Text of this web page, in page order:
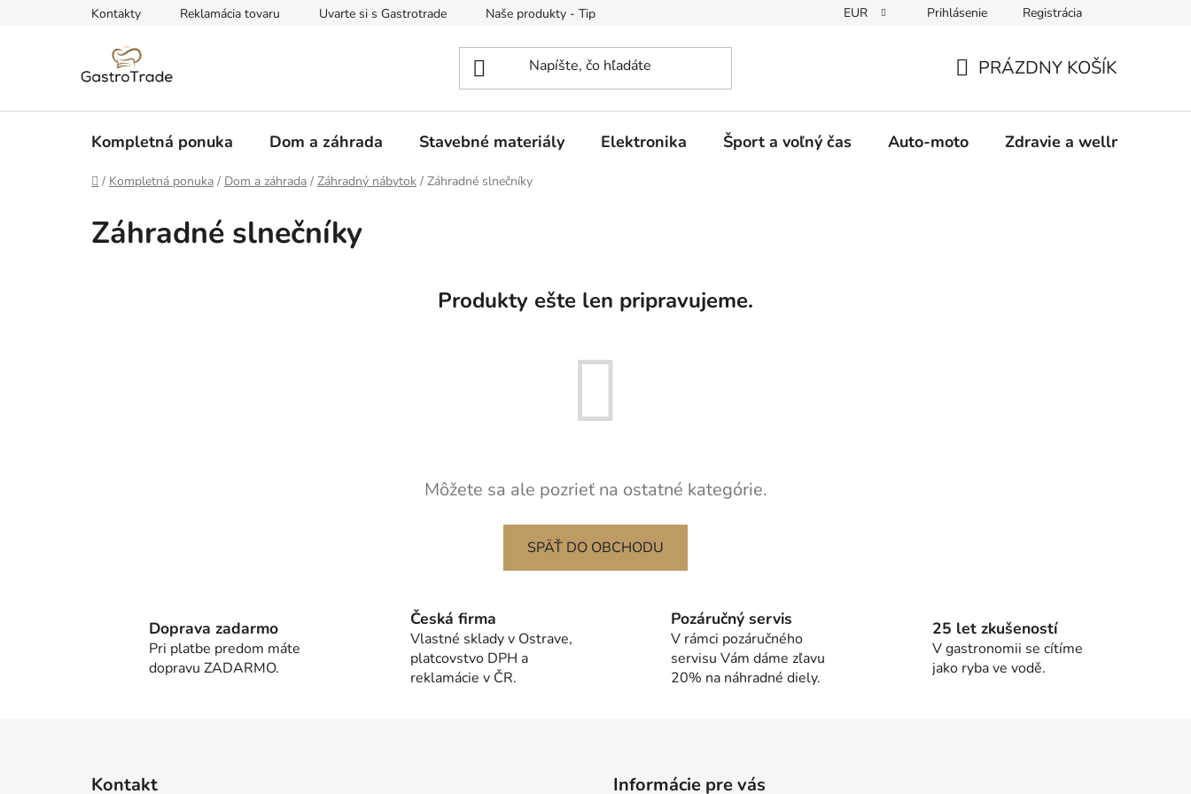
Kontakty Reklamácia tovaru Uvarte si s Gastrotrade Naše produkty - Tipy a triky Moja objednávka
EUR Prihlásenie Registrácia
KOŠÍK
PRÁZDNY KOŠÍK
Kompletná ponuka Dom a záhrada Stavebné materiály Elektronika Šport a voľný čas Auto-moto Zdravie a wellness
Domov
/ Kompletná ponuka / Dom a záhrada / Záhradný nábytok / Záhradné slnečníky
Záhradné slnečníky
Produkty ešte len pripravujeme.
Môžete sa ale pozrieť na ostatné kategórie.
SPÄŤ DO OBCHODU
Doprava zadarmo
Pri platbe predom máte
dopravu ZADARMO.
Česká firma
Vlastné sklady v Ostrave,
platcovstvo DPH a
reklamácie v ČR.
Pozáručný servis
V rámci pozáručného
servisu Vám dáme zľavu
20% na náhradné diely.
25 let zkušeností
V gastronomii se cítíme
jako ryba ve vodě.
Kontakt Informácie pre vás